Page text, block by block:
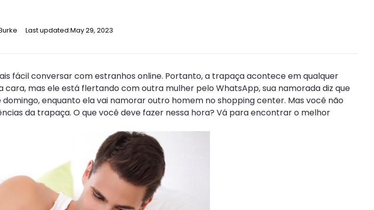
Last updated:May 29, 2023
fácil conversar com estranhos online. Portanto, a trapaça acontece em qualquer
mas ele está flertando com outra mulher pelo WhatsApp, sua namorada diz que
enquanto ela vai namorar outro homem no shopping center. Mas você não
da trapaça. O que você deve fazer nessa hora? Vá para encontrar o melhor